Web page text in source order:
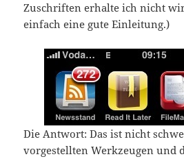
Zuschriften erhalte ich nicht
einfach eine gute Einleitung.)
Die Antwort: Das ist nicht
vorgestellten Werkzeugen und